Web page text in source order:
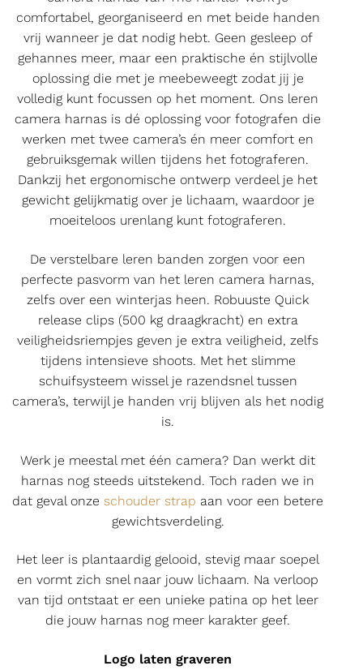
comfortabel, georganiseerd en met beide handen
vrij wanneer je dat nodig hebt. Geen gesleep of
gehannes meer, maar een praktische én stijlvolle
oplossing die met je meebeweegt zodat jij je
volledig kunt focussen op het moment. Ons leren
camera harnas is dé oplossing voor fotografen die
werken met twee camera’s én meer comfort en
gebruiksgemak willen tijdens het fotograferen.
Dankzij het ergonomische ontwerp verdeel je het
gewicht gelijkmatig over je lichaam, waardoor je
moeiteloos urenlang kunt fotograferen.
De verstelbare leren banden zorgen voor een
perfecte pasvorm van het leren camera harnas,
zelfs over een winterjas heen. Robuuste Quick
release clips (500 kg draagkracht) en extra
veiligheidsriempjes geven je extra veiligheid, zelfs
tijdens intensieve shoots. Met het slimme
schuifsysteem wissel je razendsnel tussen
camera’s, terwijl je handen vrij blijven als het nodig
is.
Werk je meestal met één camera? Dan werkt dit
harnas nog steeds uitstekend. Toch raden we in
dat geval onzeschouder strap aan voor een betere
gewichtsverdeling.
Het leer is plantaardig gelooid, stevig maar soepel
en vormt zich snel naar jouw lichaam. Na verloop
van tijd ontstaat er een unieke patina op het leer
die jouw harnas nog meer karakter geef.
Logo laten graveren